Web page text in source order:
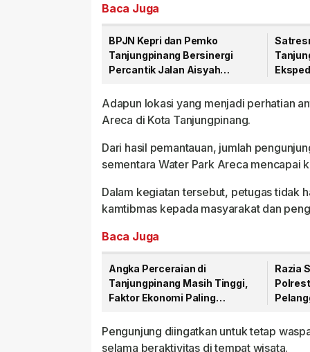
Baca Juga
BPJN Kepri dan Pemko
Tanjungpinang Bersinergi
Percantik Jalan Aisyah
Adapun lokasi yang menjadi perhatian
Areca di Kota Tanjungpinang.
Dari hasil pemantauan, jumlah
sementara Water Park Areca mencapai
Dalam kegiatan tersebut, petugas tidak
kamtibmas kepada masyarakat dan
Baca Juga
Angka Perceraian di
Tanjungpinang Masih Tinggi,
Faktor Ekonomi Paling
Razia
Pengunjung diingatkan untuk tetap
selama beraktivitas di tempat wisata.